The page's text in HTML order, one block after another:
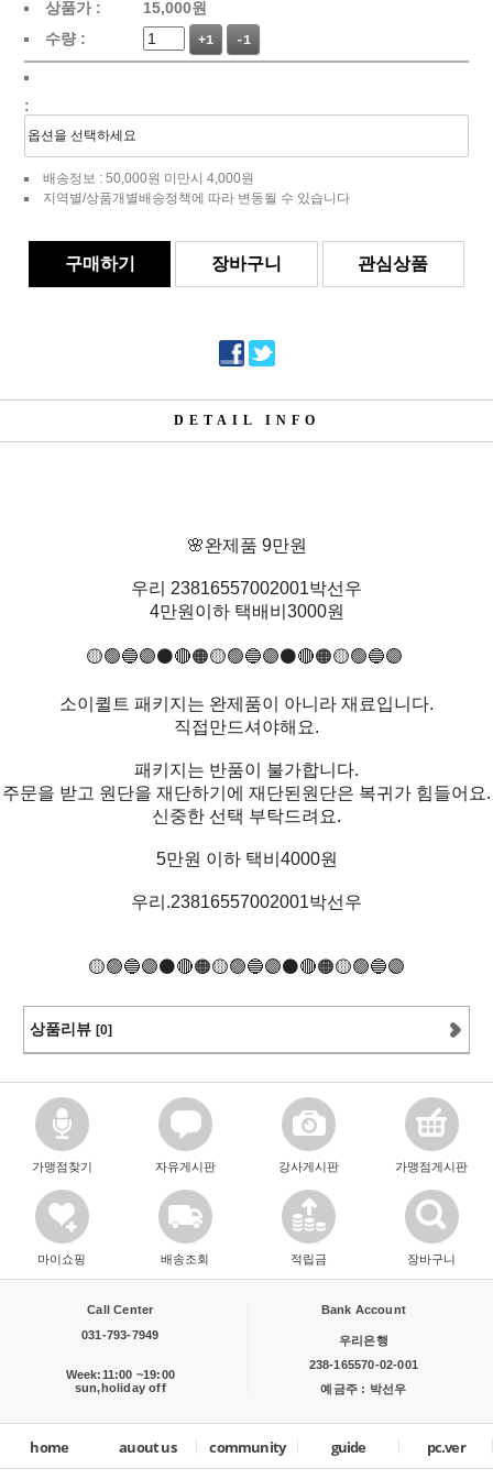
상품가 : 15,000원
수량 :
+1 -1
:
배송정보 : 50,000원 미만시 4,000원
지역별/상품개별배송정책에 따라 변동될 수 있습니다
구매하기 장바구니 관심상품
DETAIL INFO
🌸완제품 9만원
우리 23816557002001박선우
4만원이하 택배비3000원
🟡🟢🔵🟣⚫️🔴🟠🟡🟢🔵🟣⚫️🔴🟠🟡🟢🔵🟣
소이퀼트 패키지는 완제품이 아니라 재료입니다.
직접만드셔야해요.
패키지는 반품이 불가합니다.
주문을 받고 원단을 재단하기에 재단된원단은 복귀가 힘들어요.
신중한 선택 부탁드려요.
5만원 이하 택비4000원
우리.23816557002001박선우
🟡🟢🔵🟣⚫️🔴🟠🟡🟢🔵🟣⚫️🔴🟠🟡🟢🔵🟣
상품리뷰 [0]
가맹점찾기 자유게시판 강사게시판 가맹점게시판
마이쇼핑 배송조회 적립금 장바구니
Call Center
031-793-7949
Week:11:00 ~19:00
sun,holiday off
Bank Account
우리은행
238-165570-02-001
예금주 : 박선우
home auout us community guide pc.ver